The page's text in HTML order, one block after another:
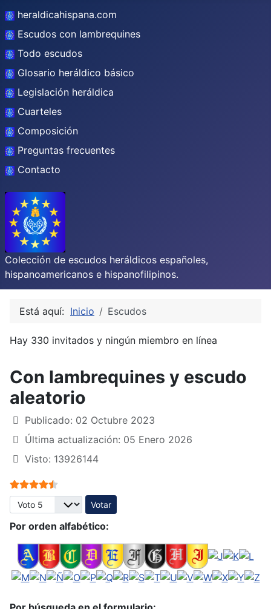
heraldicahispana.com
Escudos con lambrequines
Todo escudos
Glosario heráldico básico
Legislación heráldica
Cuarteles
Composición
Preguntas frecuentes
Contacto
Colección de escudos heráldicos españoles,
hispanoamericanos e hispanofilipinos.
Está aquí: Inicio Escudos
Hay 330 invitados y ningún miembro en línea
Con lambrequines y escudo
aleatorio
Publicado: 02 Octubre 2023
Última actualización: 05 Enero 2026
Visto: 13926144
Ratio:4.5/
Por favor, vote
Por orden alfabético: